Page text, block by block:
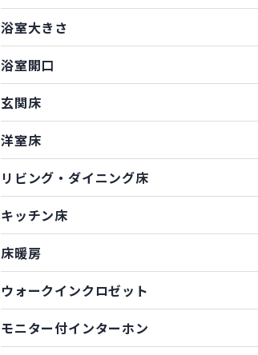
浴室大きさ
浴室開口
玄関床
洋室床
リビング・ダイニング床
キッチン床
床暖房
ウォークインクロゼット
モニター付インターホン